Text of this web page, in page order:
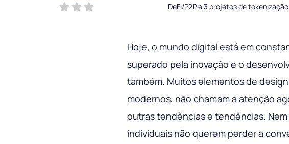
DeFi/P2P e 3 projetos de
Hoje, o mundo digital está em
superado pela inovação e o
também. Muitos elementos de
modernos, não chamam a atenção
outras tendências e tendências.
individuais não querem perder a